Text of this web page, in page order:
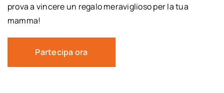
prova a vincere un regalo meraviglioso per la tua
mamma!
Partecipa ora